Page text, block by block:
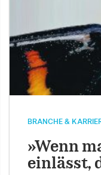
BRANCHE &
»Wenn
einlässt,